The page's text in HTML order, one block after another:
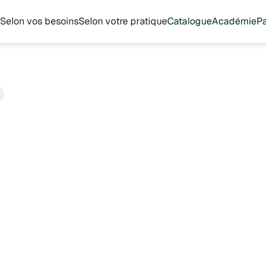
Selon vos besoinsSelon votre pratiqueCatalogueAcadémie